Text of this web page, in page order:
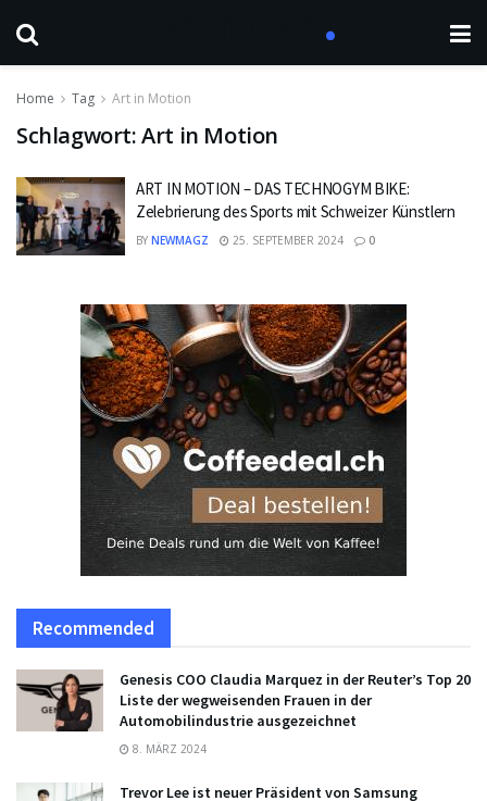
Home Tag Art in Motion
Schlagwort:Art in Motion
ART IN MOTION – DAS TECHNOGYM BIKE:
Zelebrierung des Sports mit Schweizer Künstlern
BY NEWMAGZ 25. SEPTEMBER 2024 0
Recommended
Genesis COO Claudia Marquez in der Reuter’s Top 20
Liste der wegweisenden Frauen in der
Automobilindustrie ausgezeichnet
8. MÄRZ 2024
Trevor Lee ist neuer Präsident von Samsung